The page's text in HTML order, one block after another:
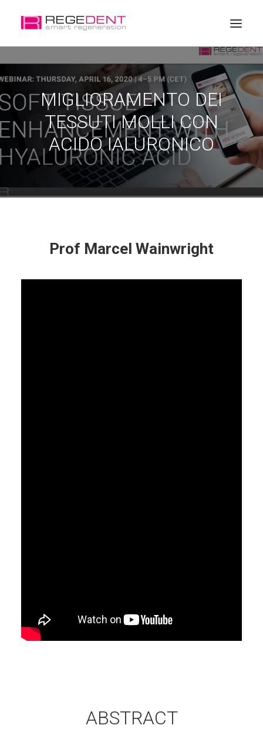
Home
Rigenerazione dentale
Prodotto
Formazione
Chi siamo
MIGLIORAMENTO DEI
TESSUTI MOLLI CON
ACIDO IALURONICO
Prof Marcel Wainwright
ABSTRACT